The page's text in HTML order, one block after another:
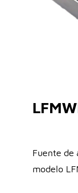
Fuente de
modelo